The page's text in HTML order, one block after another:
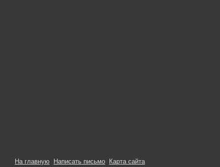
На главную Написать письмо Карта сайта